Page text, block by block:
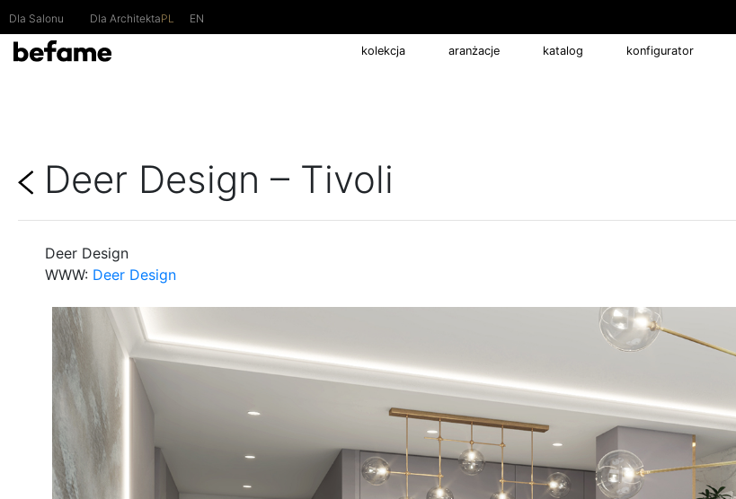
Skip
to
content
Dla Salonu Dla ArchitektaPL EN
kolekcja aranżacje katalog konfigurator
Deer Design – Tivoli
Deer Design
WWW: Deer Design